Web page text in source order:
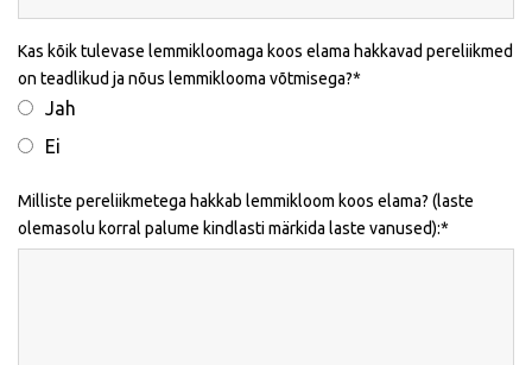
Kas kõik tulevase lemmikloomaga koos elama hakkavad pereliikmed
on teadlikud ja nõus lemmiklooma võtmisega?
Jah
Ei
Milliste pereliikmetega hakkab lemmikloom koos elama? (laste
olemasolu korral palume kindlasti märkida laste vanused):